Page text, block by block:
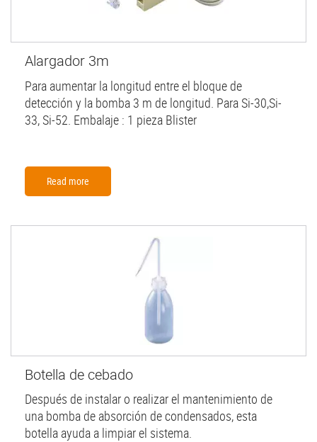
Alargador 3m
Para aumentar la longitud entre el bloque de
detección y la bomba 3 m de longitud. Para Si-30,Si-
33, Si-52. Embalaje : 1 pieza Blister
Read more
Botella de cebado
Después de instalar o realizar el mantenimiento de
una bomba de absorción de condensados, esta
botella ayuda a limpiar el sistema.